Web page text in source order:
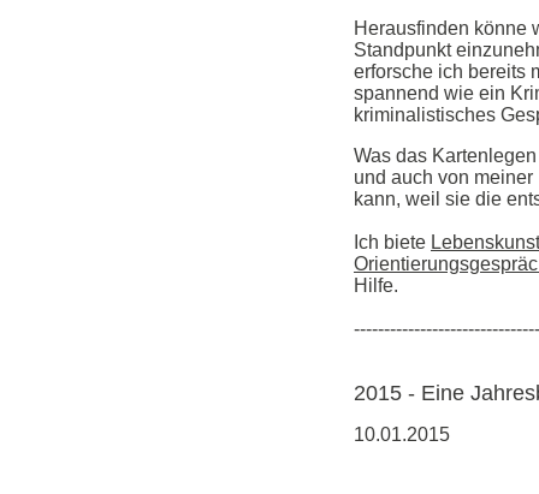
Herausfinden könne
Standpunkt
erforsche ich bereits
spannend wie ein
kriminalistisches
Was das
und auch von
kann, weil sie die
Ich biete
Hilfe.
2015 - Eine
10.01.2015